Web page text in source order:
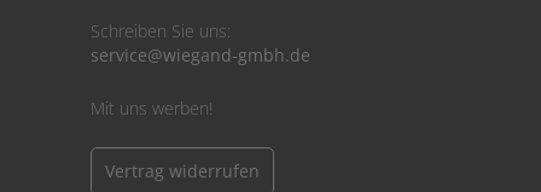
Schreiben Sie uns:
service@wiegand-gmbh.de
Mit uns werben!
Vertrag widerrufen